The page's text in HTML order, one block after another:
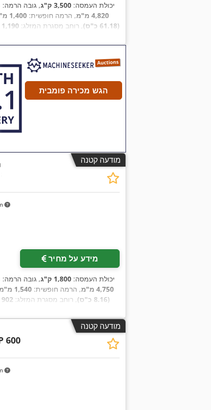
, יכולת העמסה: 3,500 ק"ג
, גובה הרמה:
4,820 מ"מ
, הרמה חופשית: 1,400 מ"מ
(61.18 כ"ס)
, רוחב מסגרת המזלג: 1,190 מ"מ
הגש מכירה פומבית
מודעה קטנה
מידע על מחיר
, יכולת העמסה: 1,800 ק"ג
, גובה הרמה:
4,750 מ"מ
, הרמה חופשית: 1,540 מ"מ
(8.16 כ"ס)
, רוחב מסגרת המזלג: 902 מ"מ
מודעה קטנה
600